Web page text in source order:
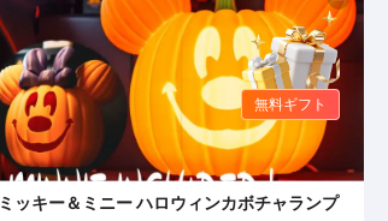
ミッキー＆ミニー ハロウィンカボチャランプ
無料ギフト